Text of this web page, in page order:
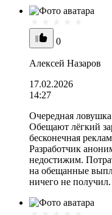
0
Алексей Назаров
17.02.2026
14:27
Очередная
Обещают лёгкий
бесконечная
Разработчик
недостижим.
на обещанные
ничего не